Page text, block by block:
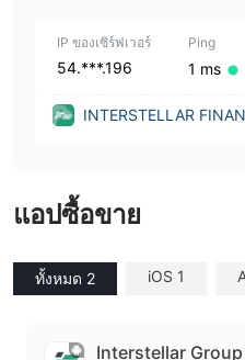
IP ของเซิร์ฟเวอร์
54.***.196
Ping
1 ms
INTERSTELLAR
แอปซื้อขาย
ทั้งหมด 2 iOS 1
Interstellar Group